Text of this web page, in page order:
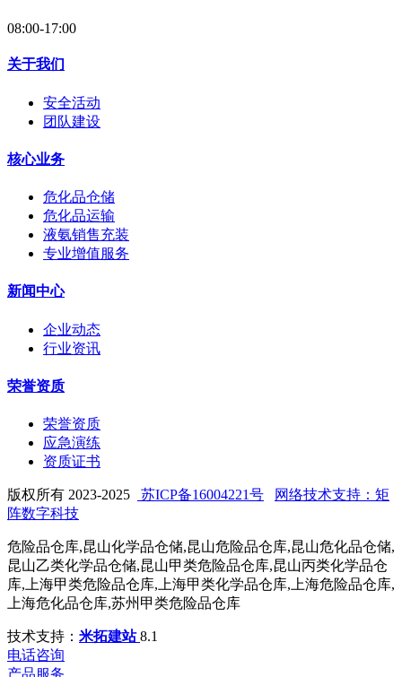
08:00-17:00
关于我们
安全活动
团队建设
核心业务
危化品仓储
危化品运输
液氨销售充装
专业增值服务
新闻中心
企业动态
行业资讯
荣誉资质
荣誉资质
应急演练
资质证书
版权所有 2023-2025 苏ICP备16004221号
网络技术支持：矩
阵数字科技
危险品仓库,昆山化学品仓储,昆山危险品仓库,昆山危化品仓储,
昆山乙类化学品仓储,昆山甲类危险品仓库,昆山丙类化学品仓
库,上海甲类危险品仓库,上海甲类化学品仓库,上海危险品仓库,
上海危化品仓库,苏州甲类危险品仓库
技术支持： 米拓建站8.1
电话咨询